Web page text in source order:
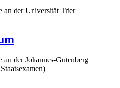
an der Universität Trier
an der Johannes-Gutenberg